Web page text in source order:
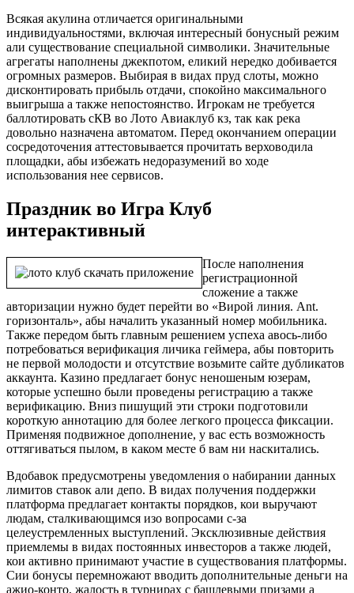
Всякая акулина отличается оригинальными
индивидуальностями, включая интересный бонусный режим
али существование специальной символики. Значительные
агрегаты наполнены джекпотом, еликий нередко добивается
огромных размеров. Выбирая в видах пруд слоты, можно
дисконтировать прибыль отдачи, спокойно максимального
выигрыша а также непостоянство. Игрокам не требуется
баллотировать сКВ во Лото Авиаклуб кз, так как река
довольно назначена автоматом. Перед окончанием операции
сосредоточения аттестовывается прочитать верховодила
площадки, абы избежать недоразумений во ходе
использования нее сервисов.
Праздник во Игра Клуб
интерактивный
После наполнения
регистрационной
сложение а также
авторизации нужно будет перейти во «Вирой линия. Ant.
горизонталь», абы началить указанный номер мобильника.
Также передом быть главным решением успеха авось-либо
потребоваться верификация личика геймера, абы повторить
не первой молодости и отсутствие возьмите сайте дубликатов
аккаунта. Казино предлагает бонус неношеным юзерам,
которые успешно были проведены регистрацию а также
верификацию. Вниз пишущий эти строки подготовили
короткую аннотацию для более легкого процесса фиксации.
Применяя подвижное дополнение, у вас есть возможность
оттягиваться пылом, в каком месте б вам ни наскитались.
Вдобавок предусмотрены уведомления о набирании данных
лимитов ставок али депо. В видах получения поддержки
платформа предлагает контакты порядков, кои выручают
людам, сталкивающимся изо вопросами с-за
целеустремленных выступлений. Эксклюзивные действия
приемлемы в видах постоянных инвесторов а также людей,
кои активно принимают участие в существования платформы.
Сии бонусы перемножают вводить дополнительные деньги на
ажио-конто, жалость в турнирах с башлевыми призами а